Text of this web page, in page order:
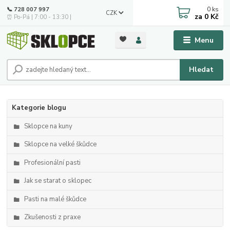
Menu
CZK
Hledat
📞 728 007 997
⏰ Po-Pá | 7:00 - 13:30 |
0 ks
za 0 Kč
Kategorie blogu
Sklopce na kuny
Sklopce na velké škůdce
Profesionální pasti
Jak se starat o sklopec
Pasti na malé škůdce
Zkušenosti z praxe